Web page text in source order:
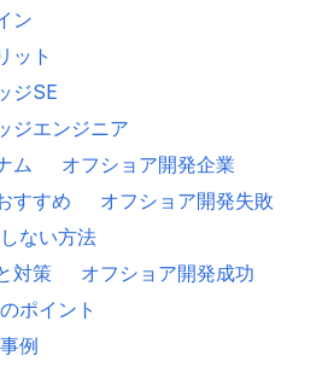
ン
ット
ジSE
ジエンジニア
ム
オフショア開発企業
すすめ
オフショア開発失敗
ない方法
対策
オフショア開発成功
ポイント
例